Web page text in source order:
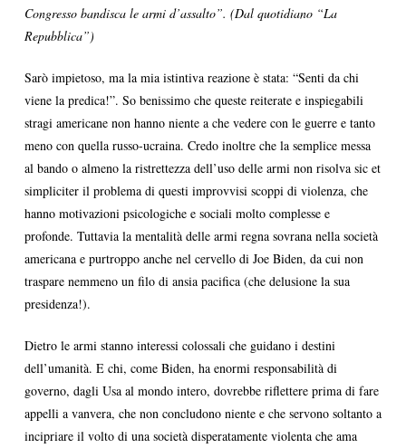
Congresso bandisca le armi d’assalto”. (Dal quotidiano “La
Repubblica”)
Sarò impietoso, ma la mia istintiva reazione è stata: “Senti da chi
viene la predica!”. So benissimo che queste reiterate e inspiegabili
stragi americane non hanno niente a che vedere con le guerre e tanto
meno con quella russo-ucraina. Credo inoltre che la semplice messa
al bando o almeno la ristrettezza dell’uso delle armi non risolva sic et
simpliciter il problema di questi improvvisi scoppi di violenza, che
hanno motivazioni psicologiche e sociali molto complesse e
profonde. Tuttavia la mentalità delle armi regna sovrana nella società
americana e purtroppo anche nel cervello di Joe Biden, da cui non
traspare nemmeno un filo di ansia pacifica (che delusione la sua
presidenza!).
Dietro le armi stanno interessi colossali che guidano i destini
dell’umanità. E chi, come Biden, ha enormi responsabilità di
governo, dagli Usa al mondo intero, dovrebbe riflettere prima di fare
appelli a vanvera, che non concludono niente e che servono soltanto a
incipriare il volto di una società disperatamente violenta che ama